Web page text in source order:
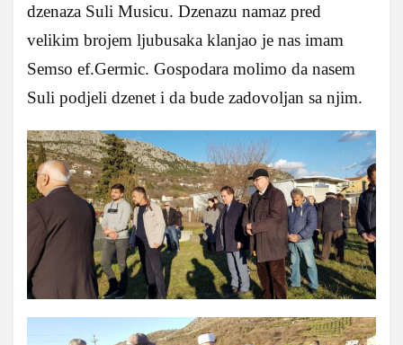
dzenaza Suli Musicu. Dzenazu namaz pred
velikim brojem ljubusaka klanjao je nas imam
Semso ef.Germic. Gospodara molimo da nasem
Suli podjeli dzenet i da bude zadovoljan sa njim.